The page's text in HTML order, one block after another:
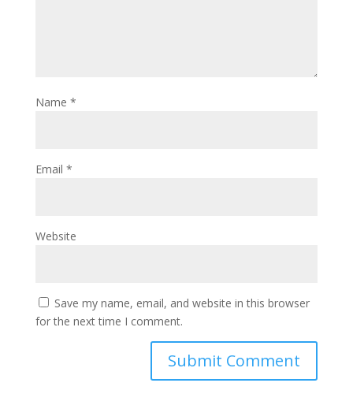
Name *
Email *
Website
Save my name, email, and website in this browser
for the next time I comment.